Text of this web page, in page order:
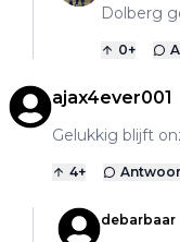
Dolberg
0+
ajax4ever001
Gelukkig blijft
4+
debarbaar